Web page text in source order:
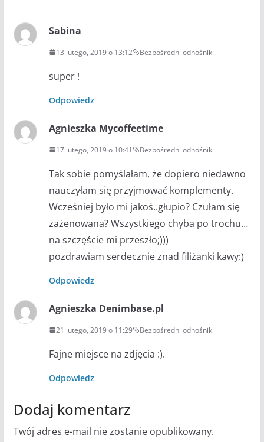
Sabina
13 lutego, 2019 o 13:12 Bezpośredni odnośnik
super !
Odpowiedz
Agnieszka Mycoffeetime
17 lutego, 2019 o 10:41 Bezpośredni odnośnik
Tak sobie pomyślałam, że dopiero niedawno
nauczyłam się przyjmować komplementy.
Wcześniej było mi jakoś..głupio? Czułam się
zażenowana? Wszystkiego chyba po trochu…
na szczęście mi przeszło;)))
pozdrawiam serdecznie znad filiżanki kawy:)
Odpowiedz
Agnieszka Denimbase.pl
21 lutego, 2019 o 11:29 Bezpośredni odnośnik
Fajne miejsce na zdjęcia :).
Odpowiedz
Dodaj komentarz
Twój adres e-mail nie zostanie opublikowany.